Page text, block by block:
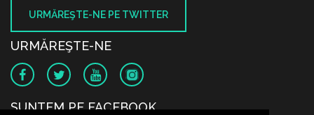
URMĂREŞTE-NE PE TWITTER
URMĂREŞTE-NE
SUNTEM PE FACEBOOK